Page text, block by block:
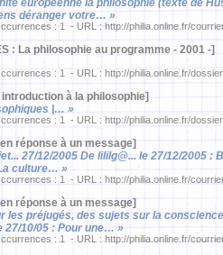
européenne la philosophie (texte de
déranger votre… »
: 1 - URL : http://philia.online.fr/
: La philosophie au programme - 2001 -]
: 1 - URL : http://philia.online.fr/
à la philosophie]
|… »
: 1 - URL : http://philia.online.fr/
réponse à un message]
27/12/2005 De lililg@... le 27/12/2005
culture… »
: 1 - URL : http://philia.online.fr/
réponse à un message]
les préjugés, des sujets sur la
27/10/05 : Pour une… »
: 1 - URL : http://philia.online.fr/